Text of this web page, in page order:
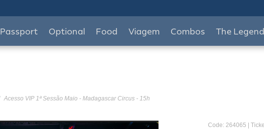
Passport Optional Food Viagem Combos The Legend
Acesso VIP 1ª Sessão Maio - Madagascar Circus - 15h
Code: 264065 |